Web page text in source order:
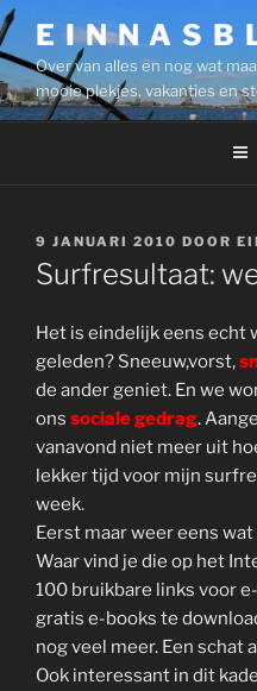
Ga
naar
de
inhoud
E I N N A S B
Over van alles en nog wat
mooie plekjes, vakanties en
GEPLAATST
OP
9 JANUARI 2010 DOOR
Surfresultaat:
Het is eindelijk eens echt
geleden? Sneeuw,vorst,
de ander geniet. En we
ons sociale gedrag.
vanavond niet meer uit
lekker tijd voor mijn
week.
Eerst maar weer eens
Waar vind je die op het
100 bruikbare links voor
gratis e-books te
nog veel meer. Een schat
Ook interessant in dit